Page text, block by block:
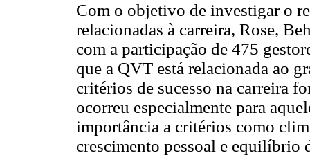
Com o objetivo de investigar o
relacionadas à carreira, Rose,
com a participação de 475
que a QVT está relacionada ao
critérios de sucesso na carreira
ocorreu especialmente para
importância a critérios como
crescimento pessoal e equilíbrio